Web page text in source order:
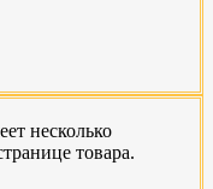
несколько
товара.